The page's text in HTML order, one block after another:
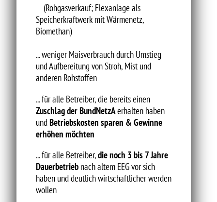
(Rohgasverkauf; Flexanlage als
Speicherkraftwerk mit Wärmenetz,
Biomethan)
... weniger Maisverbrauch durch Umstieg
und Aufbereitung von Stroh, Mist und
anderen Rohstoffen
... für alle Betreiber, die bereits einen
Zuschlag der BundNetzAerhalten haben
undBetriebskosten sparen & Gewinne
erhöhen möchten
... für alle Betreiber,die noch 3 bis 7 Jahre
Dauerbetrieb nach altem EEG vor sich
haben und deutlich wirtschaftlicher werden
wollen